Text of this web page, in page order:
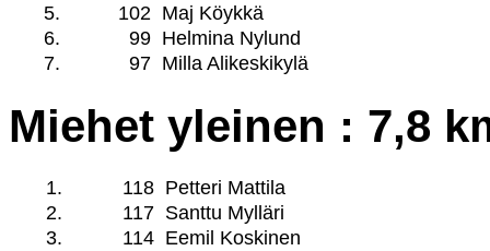
5.
102 Maj Köykkä
6.
99 Helmina Nylund
7.
97 Milla Alikeskikylä
Miehet yleinen : 7,8
1. 118 Petteri Mattila
2.
117 Santtu Mylläri
3.
114 Eemil Koskinen